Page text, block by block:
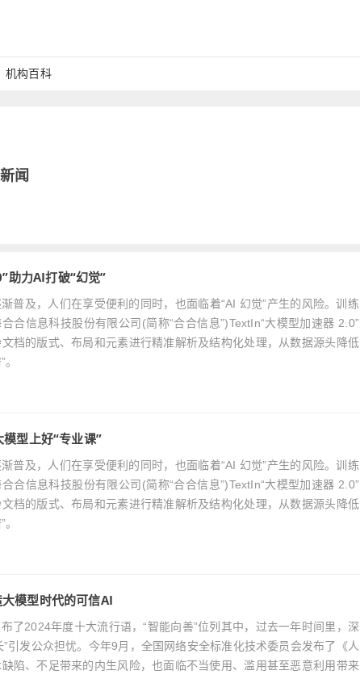
机构百科
闻
助力AI打破“幻觉”
普及，人们在享受便利的同时，也面临着“AI 幻觉”产生的风险。训练
合信息科技股份有限公司(简称“合合信息”)TextIn“大模型加速器 2.0”
档的版式、布局和元素进行精准解析及结构化处理，从数据源头降低
型上好“专业课”
普及，人们在享受便利的同时，也面临着“AI 幻觉”产生的风险。训练
合信息科技股份有限公司(简称“合合信息”)TextIn“大模型加速器 2.0”
档的版式、布局和元素进行精准解析及结构化处理，从数据源头降低
模型时代的可信AI
了2024年度十大流行语，“智能向善”位列其中，过去一年时间里，深
引发公众担忧。今年9月，全国网络安全标准化技术委员会发布了《人
陷、不足带来的内生风险，也面临不当使用、滥用甚至恶意利用带来